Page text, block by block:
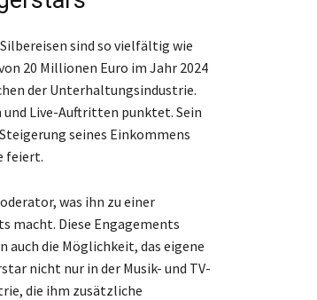
sind so vielfältig wie
20 Millionen Euro im Jahr 2024
der Unterhaltungsindustrie.
und Live-Auftritten punktet. Sein
seines Einkommens
feiert.
was ihn zu einer
macht. Diese Engagements
die Möglichkeit, das eigene
nicht nur in der Musik- und TV-
die ihm zusätzliche